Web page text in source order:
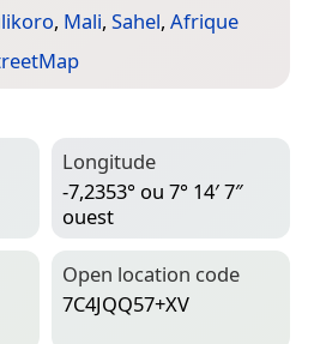
, Mali, Sahel, Afrique
Longitude
-7,2353° ou 7° 14′ 7″
ouest
Open location code
7C4JQQ57+XV